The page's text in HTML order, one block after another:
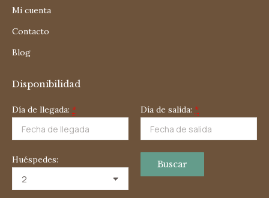
in
window
in
window
Mi cuenta
Contacto
Blog
Disponibilidad
Día de llegada: * Día de salida: *
Huéspedes: